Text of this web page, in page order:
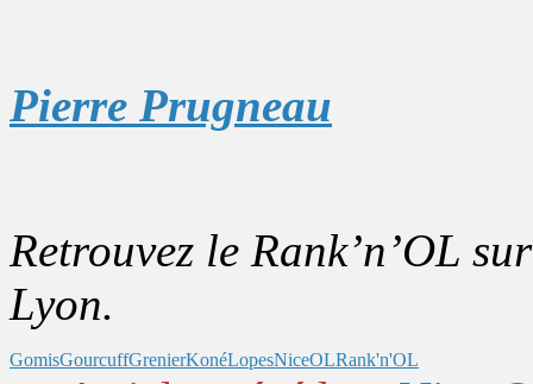
Pierre Prugneau
Retrouvez le Rank’n’OL
Lyon.
GomisGourcuffGrenierKonéLopesNiceOLRank'n'OL